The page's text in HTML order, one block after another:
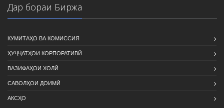
Дар бораи Биржа
КУМИТАҲО ВА КОМИССИЯ
ҲУҶҶАТҲОИ КОРПОРАТИВӢ
ВАЗИФАҲОИ ХОЛӢ
САВОЛҲОИ ДОИМӢ
АКСҲО